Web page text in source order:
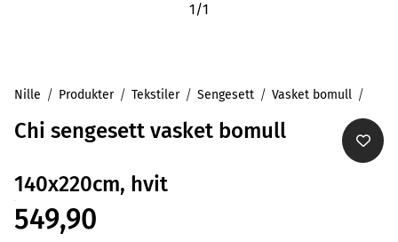
1/1
Nille Produkter Tekstiler Sengesett Vasket bomull
Chi sengesett vasket bomull
140x220cm, hvit
549,90